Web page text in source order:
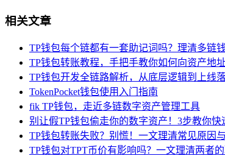
相关文章
TP钱包每个链都有一套助记词吗？理清多链
TP钱包转账教程，手把手教你如何向资产地
TP钱包开发全链路解析，从底层逻辑到上线
TokenPocket钱包使用入门指南
fik TP钱包，走近多链数字资产管理工具
别让假TP钱包偷走你的数字资产！3步教你快
TP钱包转账失败？别慌！一文理清常见原因
TP钱包对TPT币价有影响吗？一文理清两者